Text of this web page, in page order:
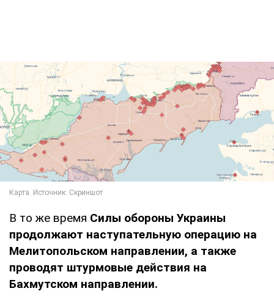
В то же время Силы обороны Украины
продолжают наступательную операцию на
Мелитопольском направлении, а также
проводят штурмовые действия на
Бахмутском направлении.